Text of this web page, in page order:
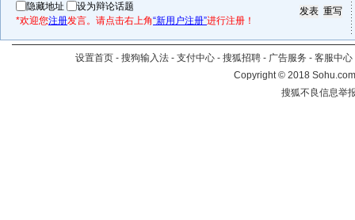
隐藏地址
设为辩论话题
*欢迎您注册发言。请点击右上角“新用户注册”进行注册！
设置首页 - 搜狗输入法 - 支付中心 - 搜狐招聘 - 广告服务 - 客服中心
Copyright©2018
搜狐不良信息举